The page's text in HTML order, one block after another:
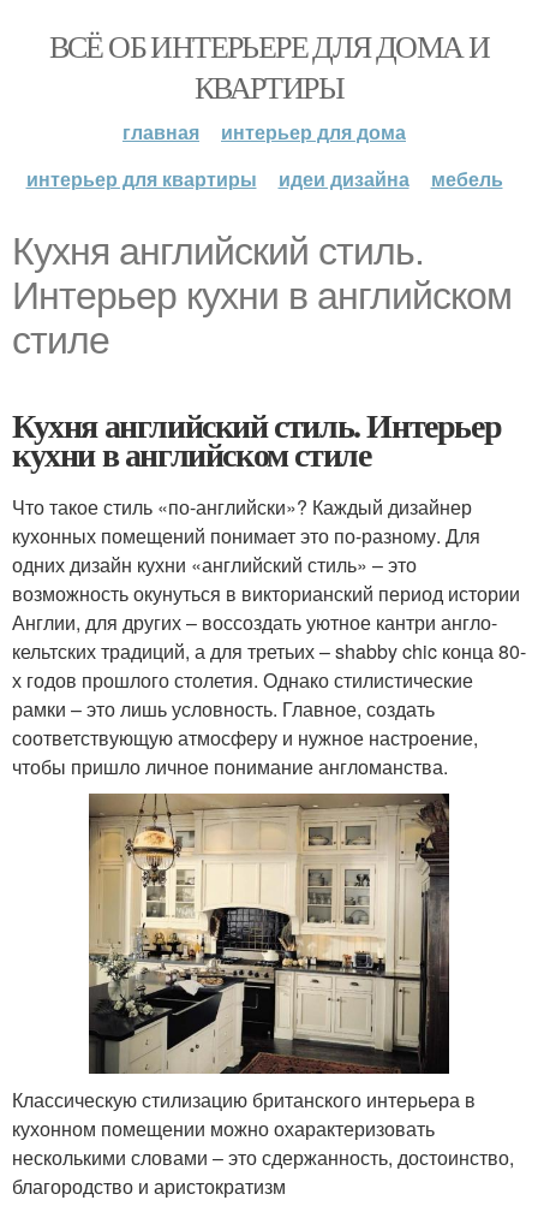
ВСЁ ОБ ИНТЕРЬЕРЕ ДЛЯ ДОМА И
КВАРТИРЫ
главная
интерьер для дома
интерьер для квартиры
идеи дизайна мебель
Кухня английский стиль.
Интерьер кухни в английском
стиле
Кухня английский стиль. Интерьер
кухни в английском стиле
Что такое стиль «по-английски»? Каждый дизайнер
кухонных помещений понимает это по-разному. Для
одних дизайн кухни «английский стиль» – это
возможность окунуться в викторианский период истории
Англии, для других – воссоздать уютное кантри англо-
кельтских традиций, а для третьих – shabby chic конца 80-
х годов прошлого столетия. Однако стилистические
рамки – это лишь условность. Главное, создать
соответствующую атмосферу и нужное настроение,
чтобы пришло личное понимание англоманства.
Классическую стилизацию британского интерьера в
кухонном помещении можно охарактеризовать
несколькими словами – это сдержанность, достоинство,
благородство и аристократизм